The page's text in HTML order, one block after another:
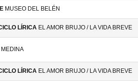
MUSEO DEL BELÉN
LÍRICA EL AMOR BRUJO / LA VIDA BREVE
LÍRICA EL AMOR BRUJO / LA VIDA BREVE